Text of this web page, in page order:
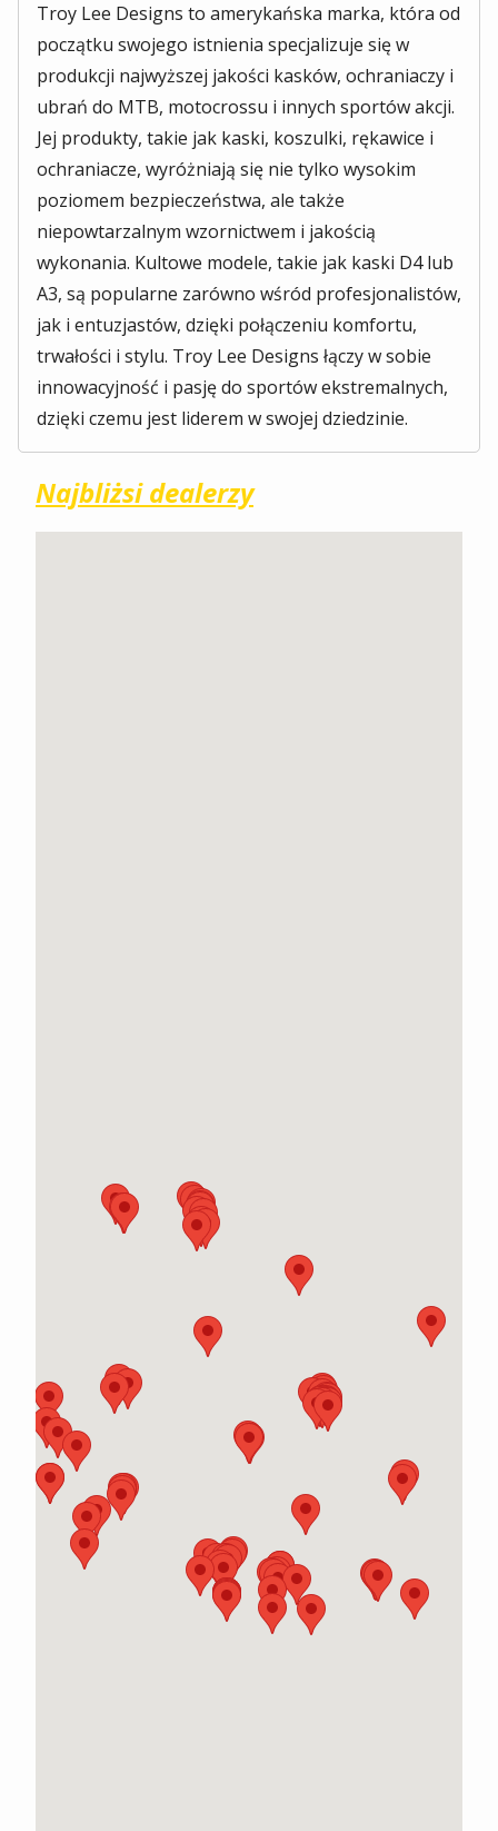
Troy Lee Designs to amerykańska marka, która od
początku swojego istnienia specjalizuje się w
produkcji najwyższej jakości kasków, ochraniaczy i
ubrań do MTB, motocrossu i innych sportów akcji.
Jej produkty, takie jak kaski, koszulki, rękawice i
ochraniacze, wyróżniają się nie tylko wysokim
poziomem bezpieczeństwa, ale także
niepowtarzalnym wzornictwem i jakością
wykonania. Kultowe modele, takie jak kaski D4 lub
A3, są popularne zarówno wśród profesjonalistów,
jak i entuzjastów, dzięki połączeniu komfortu,
trwałości i stylu. Troy Lee Designs łączy w sobie
innowacyjność i pasję do sportów ekstremalnych,
dzięki czemu jest liderem w swojej dziedzinie.
Najbliżsi dealerzy